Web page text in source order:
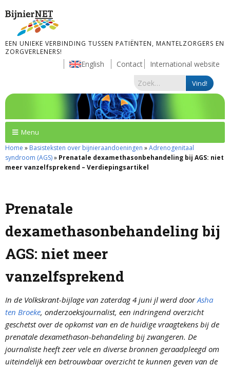
EEN UNIEKE VERBINDING TUSSEN PATIËNTEN, MANTELZORGERS EN
ZORGVERLENERS!
English Contact International website
Menu
Home » Basisteksten over bijnieraandoeningen »Adrenogenitaal
syndroom (AGS)» Prenatale dexamethasonbehandeling bij AGS: niet
meer vanzelfsprekend – Verdiepingsartikel
Prenatale
dexamethasonbehandeling bij
AGS: niet meer
vanzelfsprekend
In de Volkskrant-bijlage van zaterdag 4 juni jl werd doorAsha
ten Broeke, onderzoeksjournalist, een indringend overzicht
geschetst over de opkomst van en de huidige vraagtekens bij de
prenatale dexamethason-behandeling bij zwangeren. De
journaliste heeft zeer vele en diverse bronnen geraadpleegd om
uiteindelijk een betrouwbaar overzicht te kunnen geven van de